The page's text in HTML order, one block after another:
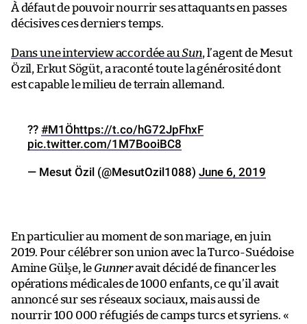
À défaut de pouvoir nourrir ses attaquants en passes
décisives ces derniers temps.
Dans une interview accordée auSun, l’agent de Mesut
Özil, Erkut Sögüt, a raconté toute la générosité dont
est capable le milieu de terrain allemand.
?? #M1Öhttps://t.co/hG72JpFhxF
pic.twitter.com/1M7BooiBC8
— Mesut Özil (@MesutOzil1088) June 6, 2019
En particulier au moment de son mariage, en juin
2019. Pour célébrer son union avec la Turco-Suédoise
Amine Gülşe, le Gunneravait décidé de financer les
opérations médicales de 1000 enfants, ce qu’il avait
annoncé sur ses réseaux sociaux, mais aussi de
nourrir 100 000 réfugiés de camps turcs et syriens. «